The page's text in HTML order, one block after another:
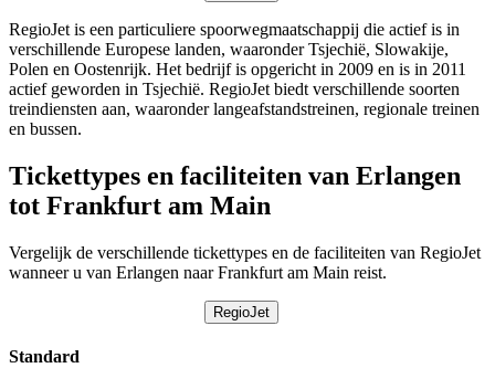
RegioJet is een particuliere spoorwegmaatschappij die actief is in
verschillende Europese landen, waaronder Tsjechië, Slowakije,
Polen en Oostenrijk. Het bedrijf is opgericht in 2009 en is in 2011
actief geworden in Tsjechië. RegioJet biedt verschillende soorten
treindiensten aan, waaronder langeafstandstreinen, regionale treinen
en bussen.
Tickettypes en faciliteiten van Erlangen
tot Frankfurt am Main
Vergelijk de verschillende tickettypes en de faciliteiten van RegioJet
wanneer u van Erlangen naar Frankfurt am Main reist.
RegioJet
Standard